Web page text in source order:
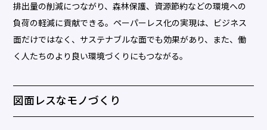
排出量の削減につながり、森林保護、資源節約などの環境への
負荷の軽減に貢献できる。ペーパーレス化の実現は、ビジネス
面だけではなく、サステナブルな面でも効果があり、また、働
く人たちのより良い環境づくりにもつながる。
図面レスなモノづくり